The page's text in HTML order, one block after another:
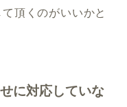
頂くのがいいかと
に対応していな